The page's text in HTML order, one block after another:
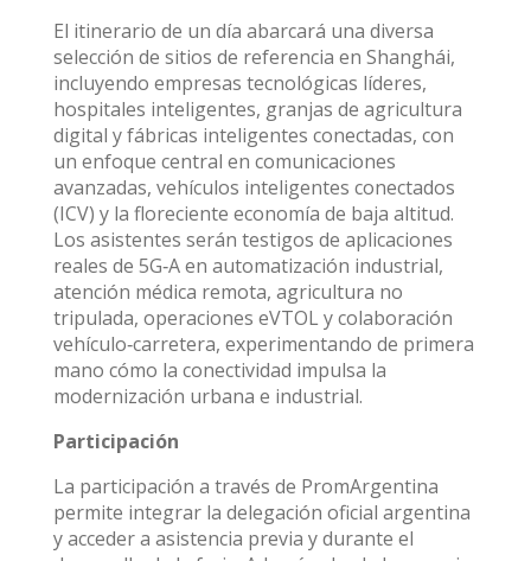
El itinerario de un día abarcará una diversa
selección de sitios de referencia en Shanghái,
incluyendo empresas tecnológicas líderes,
hospitales inteligentes, granjas de agricultura
digital y fábricas inteligentes conectadas, con
un enfoque central en comunicaciones
avanzadas, vehículos inteligentes conectados
(ICV) y la floreciente economía de baja altitud.
Los asistentes serán testigos de aplicaciones
reales de 5G‑A en automatización industrial,
atención médica remota, agricultura no
tripulada, operaciones eVTOL y colaboración
vehículo‑carretera, experimentando de primera
mano cómo la conectividad impulsa la
modernización urbana e industrial.
Participación
La participación a través de PromArgentina
permite integrar la delegación oficial argentina
y acceder a asistencia previa y durante el